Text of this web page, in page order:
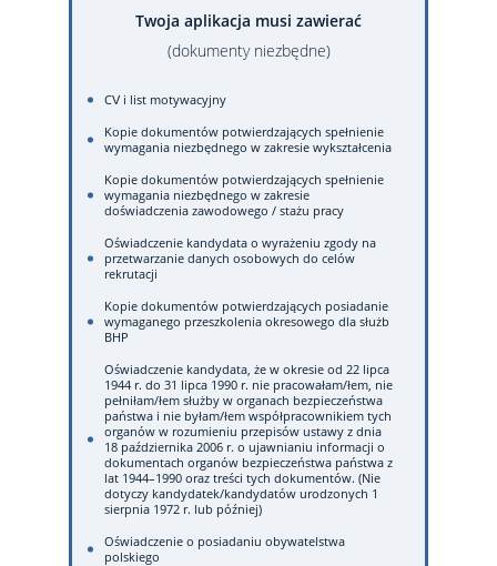
Twoja aplikacja musi zawierać
(dokumenty niezbędne)
CV i list motywacyjny
Kopie dokumentów potwierdzających spełnienie
wymagania niezbędnego w zakresie wykształcenia
Kopie dokumentów potwierdzających spełnienie
wymagania niezbędnego w zakresie
doświadczenia zawodowego / stażu pracy
Oświadczenie kandydata o wyrażeniu zgody na
przetwarzanie danych osobowych do celów
rekrutacji
Kopie dokumentów potwierdzających posiadanie
wymaganego przeszkolenia okresowego dla służb
BHP
Oświadczenie kandydata, że w okresie od 22 lipca
1944 r. do 31 lipca 1990 r. nie pracowałam/łem, nie
pełniłam/łem służby w organach bezpieczeństwa
państwa i nie byłam/łem współpracownikiem tych
organów w rozumieniu przepisów ustawy z dnia
18 października 2006 r. o ujawnianiu informacji o
dokumentach organów bezpieczeństwa państwa z
lat 1944–1990 oraz treści tych dokumentów. (Nie
dotyczy kandydatek/kandydatów urodzonych 1
sierpnia 1972 r. lub później)
Oświadczenie o posiadaniu obywatelstwa
polskiego